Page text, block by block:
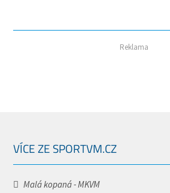
Reklama
VÍCE ZE SPORTVM.CZ
Malá kopaná - MKVM